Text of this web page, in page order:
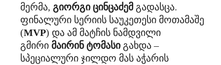
მერმა, გიორგი ცინცაძემ გადასცა.
ფინალური სერიის საუკეთესი მოთამაშე
(MVP) და ამ მატჩის ნამდვილი
გმირი მაირინ ტომასიგახდა –
სპეციალური ჯილდო მას აჭარის